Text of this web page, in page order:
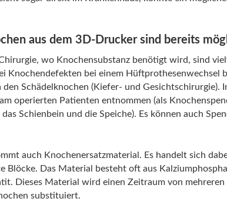
aus dem 3D-Drucker sind bereits
wo Knochensubstanz benötigt wird, sind
Knochendefekten bei einem Hüftprothesenwechsel
den Schädelknochen (Kiefer- und Gesichtschirurgie).
operierten Patienten entnommen (als
Schienbein und die Speiche). Es können auch
auch Knochenersatzmaterial. Es handelt sich
Blöcke. Das Material besteht oft aus
Dieses Material wird einen Zeitraum von mehreren
substituiert.